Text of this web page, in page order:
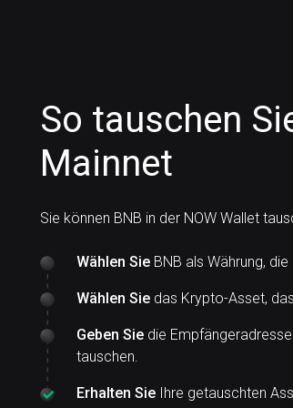
So tauschen
Mainnet
Sie können BNB in der NOW Wallet
Wählen Sie BNB als Währung,
Wählen Sie das Krypto-Asset,
Geben Sie die
tauschen.
Erhalten Sie Ihre getauschten